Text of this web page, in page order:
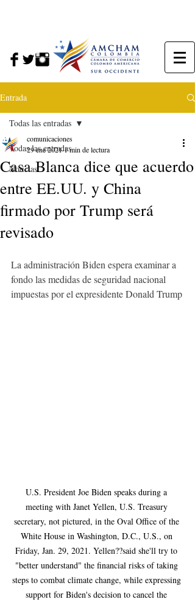
Entrada
Todas las entradas
Noticias
Todas las entradas
Casa Blanca dice que acuerdo
entre EE.UU. y China
firmado por Trump será
revisado
comunicaciones
29 ene 20211 min de lectura
La administración Biden espera examinar a
fondo las medidas de seguridad nacional
impuestas por el expresidente Donald Trump
U.S. President Joe Biden speaks during a
meeting with Janet Yellen, U.S. Treasury
secretary, not pictured, in the Oval Office of the
White House in Washington, D.C., U.S., on
Friday, Jan. 29, 2021. Yellen??said she'll try to
"better understand" the financial risks of taking
steps to combat climate change, while expressing
support for Biden's decision to cancel the